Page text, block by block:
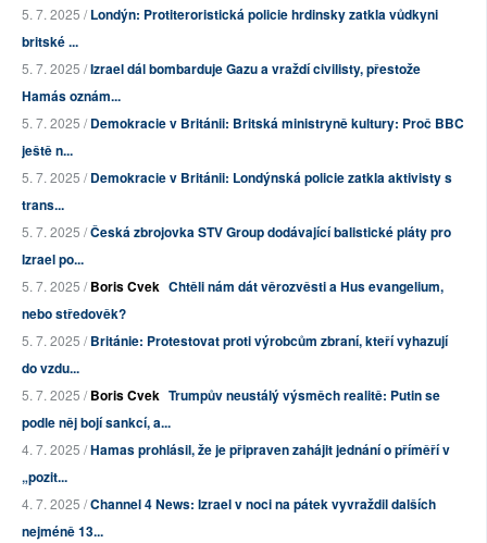
5. 7. 2025 /Londýn: Protiteroristická policie hrdinsky zatkla vůdkyni
britské ...
5. 7. 2025 /Izrael dál bombarduje Gazu a vraždí civilisty, přestože
Hamás oznám...
5. 7. 2025 /Demokracie v Británii: Britská ministryně kultury: Proč BBC
ještě n...
5. 7. 2025 /Demokracie v Británii: Londýnská policie zatkla aktivisty s
trans...
5. 7. 2025 /Česká zbrojovka STV Group dodávající balistické pláty pro
Izrael po...
5. 7. 2025 /Boris Cvek Chtěli nám dát věrozvěsti a Hus evangelium,
nebo středověk?
5. 7. 2025 /Británie: Protestovat proti výrobcům zbraní, kteří vyhazují
do vzdu...
5. 7. 2025 /Boris Cvek Trumpův neustálý výsměch realitě: Putin se
podle něj bojí sankcí, a...
4. 7. 2025 /Hamas prohlásil, že je připraven zahájit jednání o příměří v
„pozit...
4. 7. 2025 /Channel 4 News: Izrael v noci na pátek vyvraždil dalších
nejméně 13...